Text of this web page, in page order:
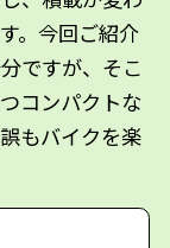
。今回ご紹介
ですが、そこ
コンパクトな
もバイクを楽